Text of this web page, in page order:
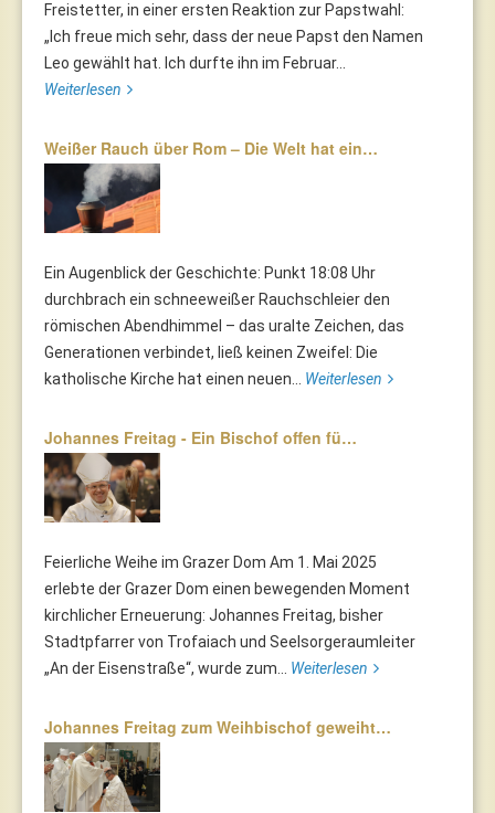
Freistetter, in einer ersten Reaktion zur Papstwahl:
„Ich freue mich sehr, dass der neue Papst den Namen
Leo gewählt hat. Ich durfte ihn im Februar...
Weiterlesen
Weißer Rauch über Rom – Die Welt hat ein…
Ein Augenblick der Geschichte: Punkt 18:08 Uhr
durchbrach ein schneeweißer Rauchschleier den
römischen Abendhimmel – das uralte Zeichen, das
Generationen verbindet, ließ keinen Zweifel: Die
katholische Kirche hat einen neuen... Weiterlesen
Johannes Freitag - Ein Bischof offen fü…
Feierliche Weihe im Grazer Dom Am 1. Mai 2025
erlebte der Grazer Dom einen bewegenden Moment
kirchlicher Erneuerung: Johannes Freitag, bisher
Stadtpfarrer von Trofaiach und Seelsorgeraumleiter
„An der Eisenstraße“, wurde zum... Weiterlesen
Johannes Freitag zum Weihbischof geweiht…